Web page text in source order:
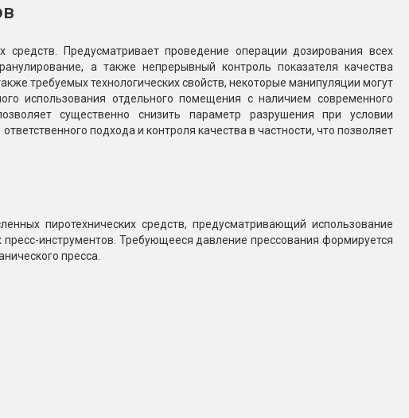
Небесные фонарики
Оборудование для
спецэффектов
Предусматривает проведение операции дозирования всех
а также непрерывный контроль показателя качества
требуемых технологических свойств, некоторые манипуляции могут
использования отдельного помещения с наличием современного
существенно снизить параметр разрушения при условии
подхода и контроля качества в частности, что позволяет
пиротехнических средств, предусматривающий использование
инструментов. Требующееся давление прессования формируется
пресса.